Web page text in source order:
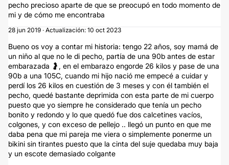
pecho precioso aparte de que se preocupó en todo momento de
mi y de cómo me encontraba
28 jun 2019 · Actualización: 10 oct 2023
Bueno os voy a contar mi historia: tengo 22 años, soy mamá de
un niño al que no le di pecho, partía de una 90b antes de estar
embarazada 🤰, en el embarazo engorde 26 kilos y pase de una
90b a una 105C, cuando mi hijo nació me empecé a cuidar y
perdí los 26 kilos en cuestión de 3 meses y con él también el
pecho, quedé bastante deprimida con esta parte de mi cuerpo
puesto que yo siempre he considerado que tenía un pecho
bonito y redondo y lo que quedó fue dos calcetines vacíos,
colgones, y con exceso de pellejo .. llegó un punto en que me
daba pena que mi pareja me viera o simplemente ponerme un
bikini sin tirantes puesto que la cinta del suje quedaba muy baja
y un escote demasiado colgante